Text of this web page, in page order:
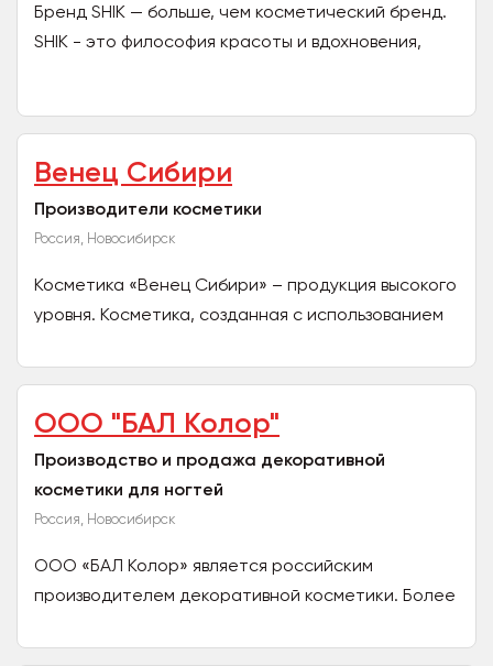
Бренд SHIK — больше, чем косметический бренд.
SHIK - это философия красоты и вдохновения,
Венец Сибири
Производители косметики
Россия, Новосибирск
Косметика «Венец Сибири» – продукция высокого
уровня. Косметика, созданная с использованием
других...
ООО "БАЛ Колор"
Производство и продажа декоративной
косметики для ногтей
Россия, Новосибирск
ООО «БАЛ Колор» является российским
производителем декоративной косметики. Более
уникальные продукты для нейл...